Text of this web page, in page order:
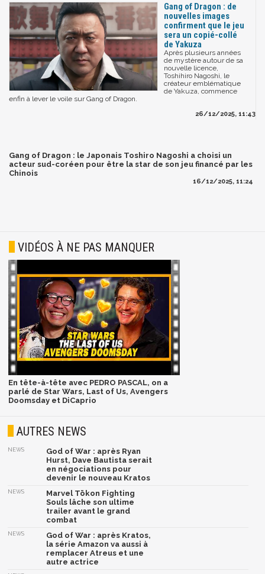
Gang of Dragon : de
nouvelles images
confirment que le jeu
sera un copié-collé
de Yakuza
Après plusieurs années
de mystère autour de sa
nouvelle licence,
Toshihiro Nagoshi, le
créateur emblématique
de Yakuza, commence
enfin à lever le voile sur Gang of Dragon.
26/12/2025, 11:43
Gang of Dragon : le Japonais Toshiro Nagoshi a choisi un
acteur sud-coréen pour être la star de son jeu financé par les
Chinois
16/12/2025, 11:24
VIDÉOS À NE PAS MANQUER
En tête-à-tête avec PEDRO PASCAL, on a
parlé de Star Wars, Last of Us, Avengers
Doomsday et DiCaprio
AUTRES NEWS
NEWS
God of War : après Ryan
Hurst, Dave Bautista serait
en négociations pour
devenir le nouveau Kratos
NEWS
Marvel Tōkon Fighting
Souls lâche son ultime
trailer avant le grand
combat
NEWS
God of War : après Kratos,
la série Amazon va aussi à
remplacer Atreus et une
autre actrice